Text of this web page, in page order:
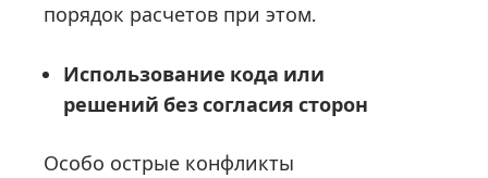
порядок расчетов при этом.
Использование кода или
решений без согласия сторон
Особо острые конфликты